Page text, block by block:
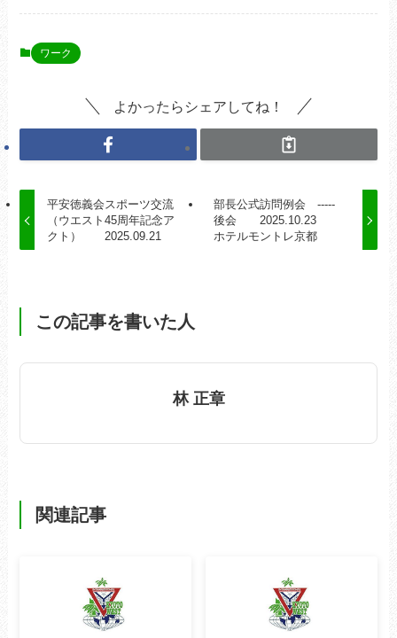
ワーク
よかったらシェアしてね！
平安徳義会スポーツ交流
（ウエスト45周年記念ア
クト） 2025.09.21
部長公式訪問例会 -----
後会 2025.10.23
ホテルモントレ京都
この記事を書いた人
林 正章
関連記事